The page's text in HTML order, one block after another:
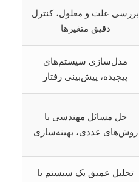
بررسی علت و معلول، کنترل
دقیق متغیرها
مدل‌سازی سیستم‌های
پیچیده، پیش‌بینی رفتار
حل مسائل مهندسی با
روش‌های عددی، بهینه‌سازی
تحلیل عمیق یک سیستم یا